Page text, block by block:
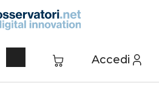
Accedi